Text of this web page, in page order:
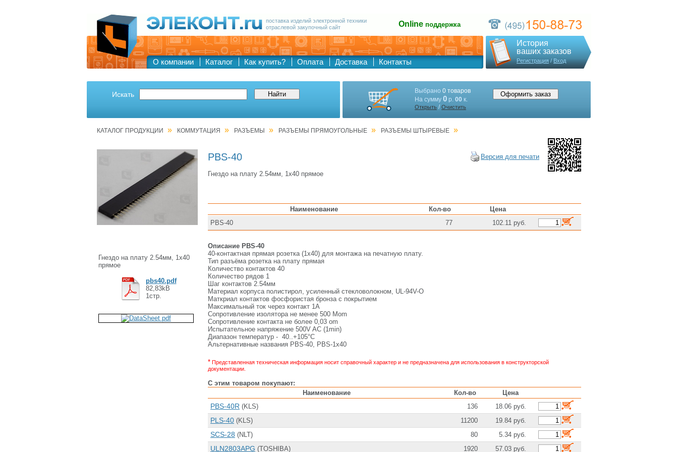
поставка изделий электронной техники
отраслевой закупочный сайт
Online поддержка
О компании Каталог Как купить? Оплата Доставка Контакты
История
ваших заказов
Регистрация/Вход
Искать Выбрано 0 товаров
На сумму 0 р. 00 к.
Открыть /Очистить
КАТАЛОГ ПРОДУКЦИИ » КОММУТАЦИЯ » РАЗЪЕМЫ » РАЗЪЕМЫ ПРЯМОУГОЛЬНЫЕ » РАЗЪЕМЫ ШТЫРЕВЫЕ »
PBS-40 Версия для печати
Гнездо на плату 2.54мм, 1х40 прямое
Наименование Кол-во
Цена
PBS-40
77 102.11 руб.
Описание PBS-40
40-контактная прямая розетка (1х40) для монтажа на печатную плату.
Тип разъёма розетка на плату прямая
Количество контактов 40
Количество рядов 1
Шаг контактов 2.54мм
Материал корпуса полистирол, усиленный стекловолокном, UL-94V-O
Маткриал контактов фосфористая бронза с покрытием
Максимальный ток через контакт 1А
Сопротивление изолятора не менее 500 Mom
Сопротивление контакта не более 0,03 om
Испытательное напряжение 500V AC (1min)
Диапазон температур - 40..+105°C
Альтернативные названия PBS-40, PBS-1x40
* Представленная техническая информация носит справочный характер и не предназначена для использования в конструкторской
документации.
С этим товаром покупают:
Наименование
Кол-во Цена
PBS-40R (KLS) 136 18.06 руб.
PLS-40 (KLS) 11200 19.84 руб.
SCS-28 (NLT) 80 5.34 руб.
ULN2803APG (TOSHIBA) 1920 57.03 руб.
Гнездо на плату 2.54мм, 1х40
прямое
pbs40.pdf
82,83kB
1стр.